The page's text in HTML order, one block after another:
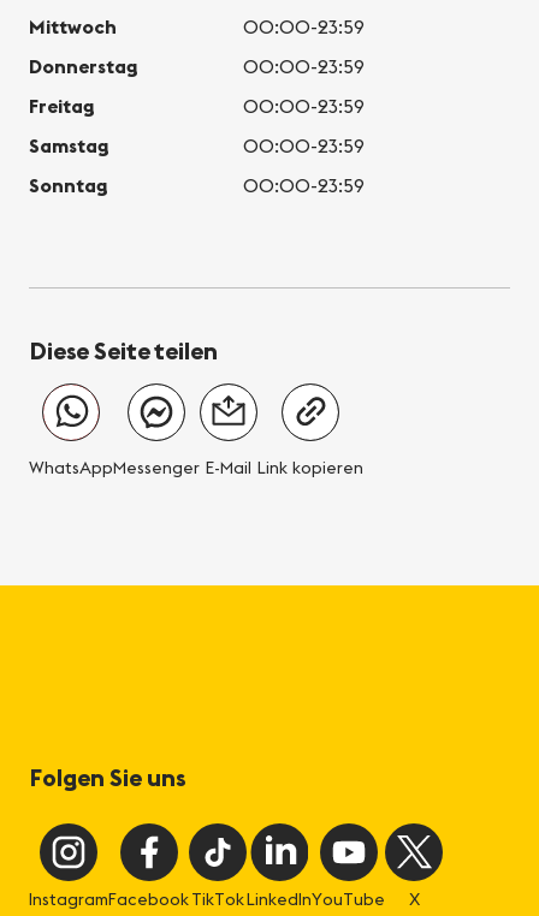
Mittwoch
00:00-23:59
Donnerstag
00:00-23:59
Freitag
00:00-23:59
Samstag
00:00-23:59
Sonntag
00:00-23:59
Diese Seite teilen
WhatsAppMessenger E-Mail Link kopieren
Folgen Sie uns
InstagramFacebookTikTokLinkedInYouTube X